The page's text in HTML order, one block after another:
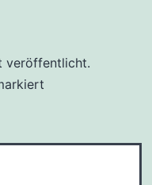
veröffentlicht.